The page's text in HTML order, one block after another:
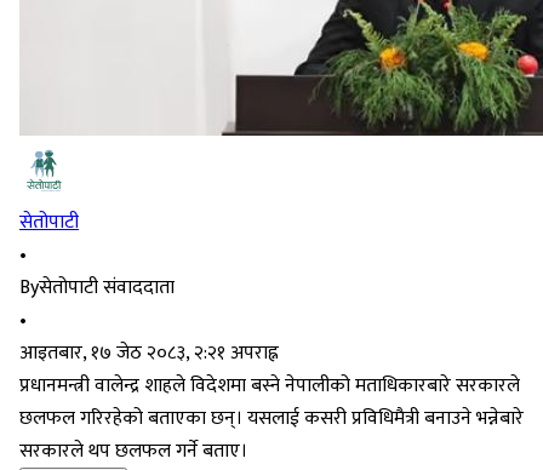
सेतोपाटी
•
Byसेतोपाटी संवाददाता
•
आइतबार, १७ जेठ २०८३, २:२१ अपराह्न
प्रधानमन्त्री वालेन्द्र शाहले विदेशमा बस्ने नेपालीको मताधिकारबारे सरकारले
छलफल गरिरहेको बताएका छन्। यसलाई कसरी प्रविधिमैत्री बनाउने भन्नेबारे
सरकारले थप छलफल गर्ने बताए।